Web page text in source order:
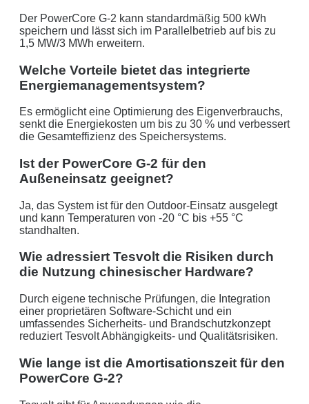
Der PowerCore G-2 kann standardmäßig 500 kWh
speichern und lässt sich im Parallelbetrieb auf bis zu
1,5 MW/3 MWh erweitern.
Welche Vorteile bietet das integrierte
Energiemanagementsystem?
Es ermöglicht eine Optimierung des Eigenverbrauchs,
senkt die Energiekosten um bis zu 30 % und verbessert
die Gesamteffizienz des Speichersystems.
Ist der PowerCore G-2 für den
Außeneinsatz geeignet?
Ja, das System ist für den Outdoor-Einsatz ausgelegt
und kann Temperaturen von -20 °C bis +55 °C
standhalten.
Wie adressiert Tesvolt die Risiken durch
die Nutzung chinesischer Hardware?
Durch eigene technische Prüfungen, die Integration
einer proprietären Software-Schicht und ein
umfassendes Sicherheits- und Brandschutzkonzept
reduziert Tesvolt Abhängigkeits- und Qualitätsrisiken.
Wie lange ist die Amortisationszeit für den
PowerCore G-2?